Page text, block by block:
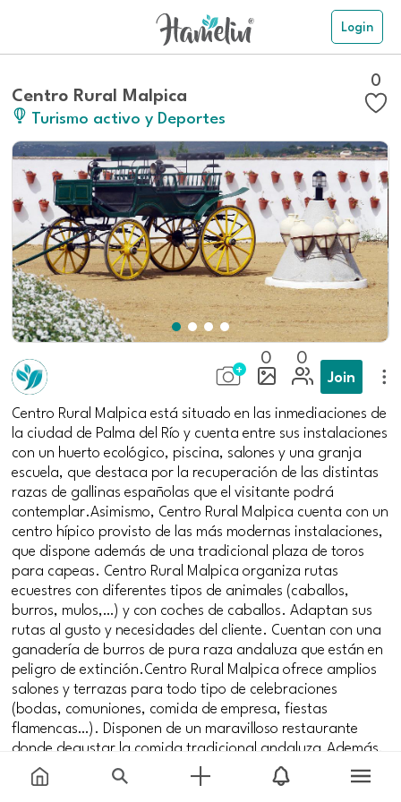
Login
Centro Rural Malpica
Turismo activo y Deportes
0
0 0
Join
Centro Rural Malpica está situado en las inmediaciones de
la ciudad de Palma del Río y cuenta entre sus instalaciones
con un huerto ecológico, piscina, salones y una granja
escuela, que destaca por la recuperación de las distintas
razas de gallinas españolas que el visitante podrá
contemplar.Asimismo, Centro Rural Malpica cuenta con un
centro hípico provisto de las más modernas instalaciones,
que dispone además de una tradicional plaza de toros
para capeas. Centro Rural Malpica organiza rutas
ecuestres con diferentes tipos de animales (caballos,
burros, mulos,…) y con coches de caballos. Adaptan sus
rutas al gusto y necesidades del cliente. Cuentan con una
ganadería de burros de pura raza andaluza que están en
peligro de extinción.Centro Rural Malpica ofrece amplios
salones y terrazas para todo tipo de celebraciones
(bodas, comuniones, comida de empresa, fiestas
flamencas…). Disponen de un maravilloso restaurante
donde degustar la comida tradicional andaluza.Además,
Centro Rural Malpica oferta la primera residencia canina
y felina de carácter privado de la comarca del Valle del